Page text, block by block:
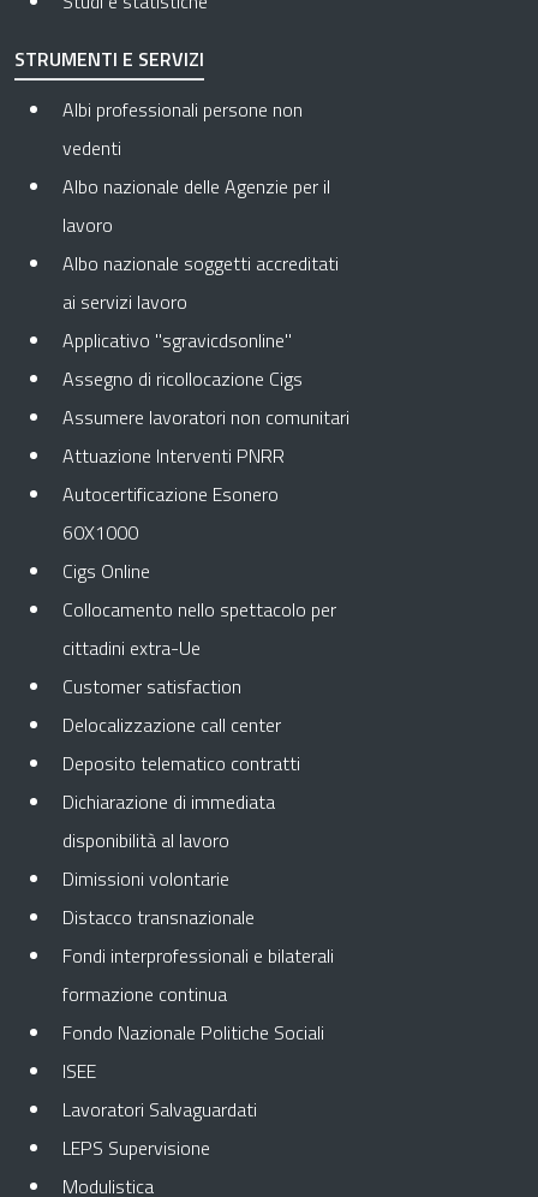
STRUMENTI E SERVIZI
Albi professionali persone non
vedenti
Albo nazionale delle Agenzie per il
lavoro
Albo nazionale soggetti accreditati
ai servizi lavoro
Applicativo "sgravicdsonline"
Assegno di ricollocazione Cigs
Assumere lavoratori non comunitari
Attuazione Interventi PNRR
Autocertificazione Esonero
60X1000
Cigs Online
Collocamento nello spettacolo per
cittadini extra-Ue
Customer satisfaction
Delocalizzazione call center
Deposito telematico contratti
Dichiarazione di immediata
disponibilità al lavoro
Dimissioni volontarie
Distacco transnazionale
Fondi interprofessionali e bilaterali
formazione continua
Fondo Nazionale Politiche Sociali
ISEE
Lavoratori Salvaguardati
LEPS Supervisione
Modulistica